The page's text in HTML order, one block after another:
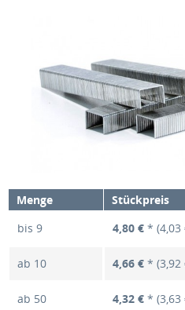
Menge
Stückpreis
bis 9 4,80 € * (4,03
ab 10 4,66 € * (3,92
ab 50 4,32 € * (3,63